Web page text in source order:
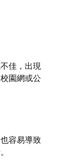
佳，出現
園網或公
容易導致